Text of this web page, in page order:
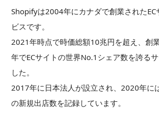
Shopifyは2004年にカナダで創業されたEC
ビスです。
2021年時点で時価総額10兆円を超え、創
年でECサイトの世界No.1シェア数を誇る
した。
2017年に日本法人が設立され、2020年に
の新規出店数を記録しています。